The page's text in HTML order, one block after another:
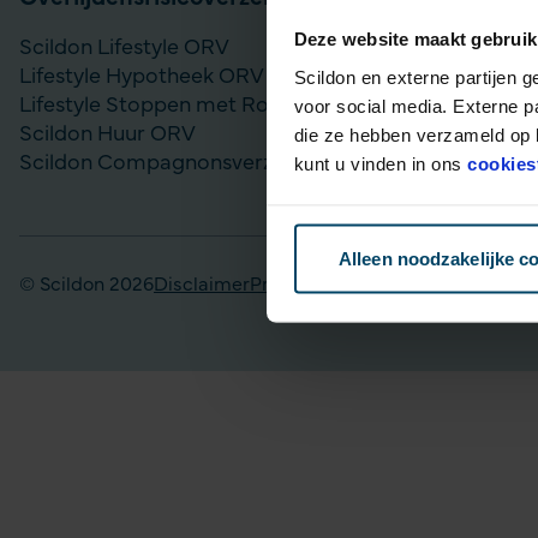
Deze website maakt
Scildon en externe partijen
voor social media. Externe
die ze hebben verzameld
kunt u vinden in ons
Alleen noodzakelijke
Scildon Lifestyle ORV
Lifestyle Hypotheek ORV
Lifestyle Stoppen met Roken ORV
Scildon Huur ORV
Scildon Compagnonsverzekering
Vergelijk
Gouden
Lijfrente
Particulier
Scildon
© Scildon 2026Disclaimer Privacy statement